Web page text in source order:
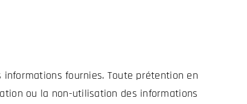
informations fournies. Toute prétention en
ou la non-utilisation des informations